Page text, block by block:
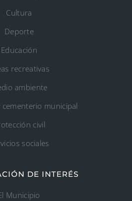
Cultura
Deporte
Educación
recreativas
ambiente
municipal
civil
sociales
DE INTERÉS
Municipio